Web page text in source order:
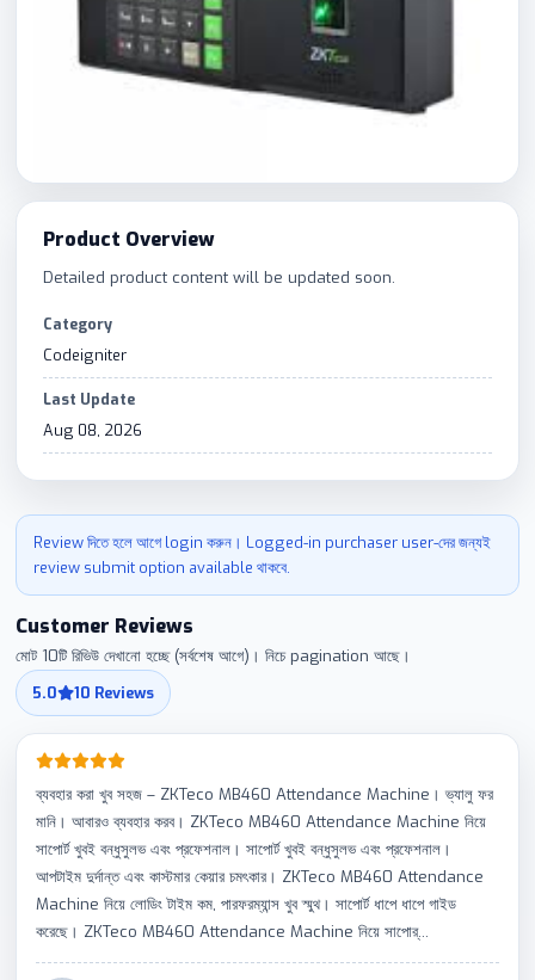
Product Overview
Detailed product content will be updated soon.
Category
Codeigniter
Last Update
Aug 08, 2026
Review দিতে হলে আগে login করুন। Logged-in purchaser user-দের জন্যই
review submit option available থাকবে.
Customer Reviews
মোট 10টি রিভিউ দেখানো হচ্ছে (সর্বশেষ আগে)। নিচে pagination আছে।
5.0
10 Reviews
ব্যবহার করা খুব সহজ – ZKTeco MB460 Attendance Machine। ভ্যালু ফর
মানি। আবারও ব্যবহার করব। ZKTeco MB460 Attendance Machine নিয়ে
সাপোর্ট খুবই বন্ধুসুলভ এবং প্রফেশনাল। সাপোর্ট খুবই বন্ধুসুলভ এবং প্রফেশনাল।
আপটাইম দুর্দান্ত এবং কাস্টমার কেয়ার চমৎকার। ZKTeco MB460 Attendance
Machine নিয়ে লোডিং টাইম কম, পারফরম্যান্স খুব স্মুথ। সাপোর্ট ধাপে ধাপে গাইড
করেছে। ZKTeco MB460 Attendance Machine নিয়ে সাপোর্...